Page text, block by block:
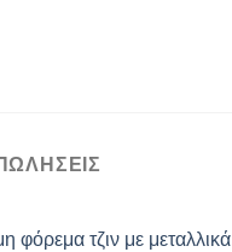
φόρεμα τζιν με μεταλλικά